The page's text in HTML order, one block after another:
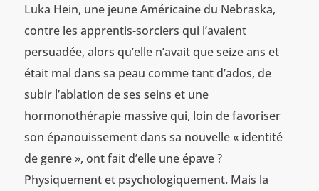
Luka Hein, une jeune Américaine du Nebraska,
contre les apprentis-sorciers qui l’avaient
persuadée, alors qu’elle n’avait que seize ans et
était mal dans sa peau comme tant d’ados, de
subir l’ablation de ses seins et une
hormonothérapie massive qui, loin de favoriser
son épanouissement dans sa nouvelle « identité
de genre », ont fait d’elle une épave ?
Physiquement et psychologiquement. Mais la